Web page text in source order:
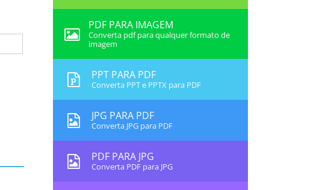
PDF PARA IMAGEM
Converta pdf para qualquer formato de
imagem
PPT PARA PDF
Converta PPT e PPTX para PDF
JPG PARA PDF
Converta JPG para PDF
PDF PARA JPG
Converta PDF para JPG